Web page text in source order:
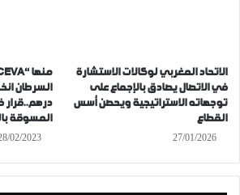
الاتحاد المغربي لوكالات الاستشارة
في الاتصال يصادق بالإجماع على
توجهاته الاستراتيجية ويحصن أسس
القطاع
27/01/2026
درهم..قرار
المسوقة
02/2023